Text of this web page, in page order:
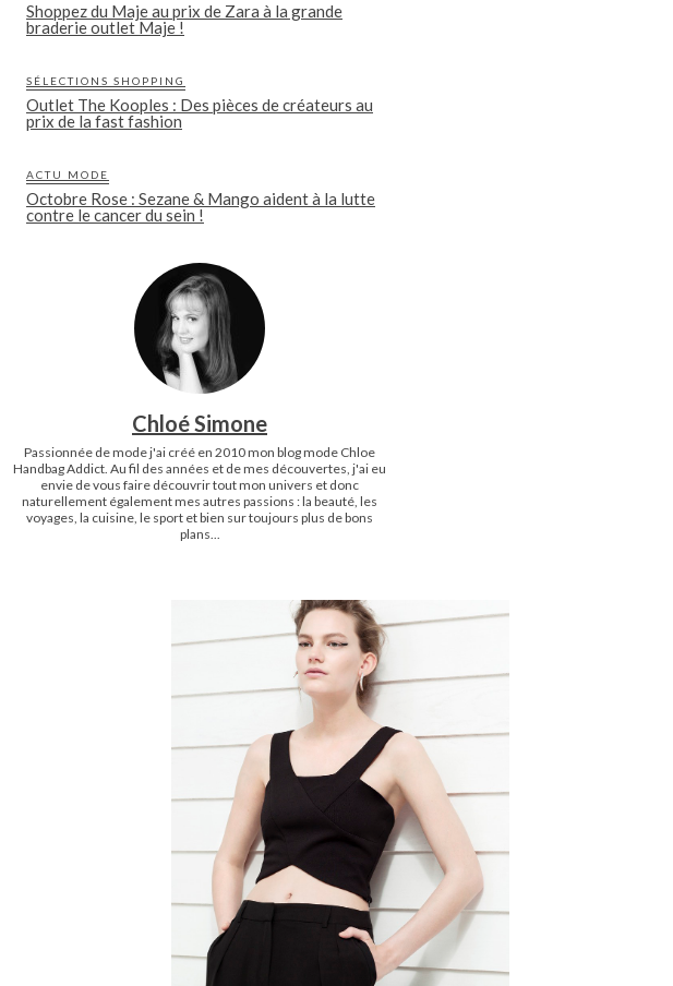
Shoppez du Maje au prix de Zara à la grande
braderie outlet Maje !
SÉLECTIONS SHOPPING
Outlet The Kooples : Des pièces de créateurs au
prix de la fast fashion
ACTU MODE
Octobre Rose : Sezane & Mango aident à la lutte
contre le cancer du sein !
Chloé Simone
Passionnée de mode j'ai créé en 2010 mon blog mode Chloe
Handbag Addict. Au fil des années et de mes découvertes, j'ai eu
envie de vous faire découvrir tout mon univers et donc
naturellement également mes autres passions : la beauté, les
voyages, la cuisine, le sport et bien sur toujours plus de bons
plans...